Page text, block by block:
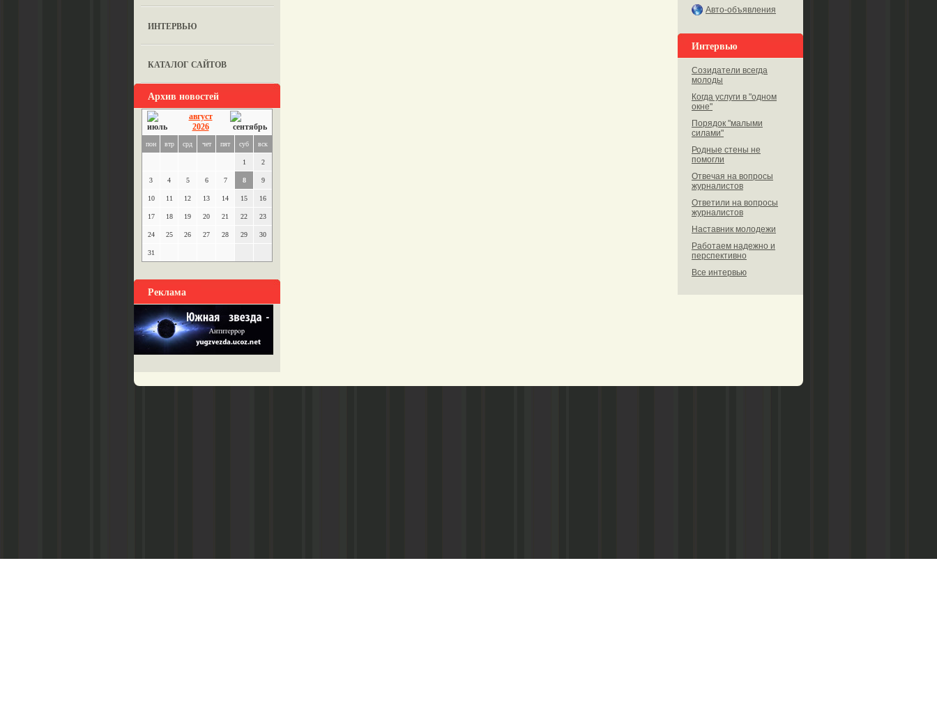
ИНТЕРВЬЮ
КАТАЛОГ САЙТОВ
Архив новостей
август
2026
пон втр срд чет пят суб вск
1 2
3 4 5 6 7 8 9
10 11 12 13 14 15 16
17 18 19 20 21 22 23
24 25 26 27 28 29 30
31
Реклама
Авто-объявления
Интервью
Созидатели всегда
молоды
Когда услуги в "одном
окне"
Порядок "малыми
силами"
Родные стены не
помогли
Отвечая на вопросы
журналистов
Ответили на вопросы
журналистов
Наставник молодежи
Работаем надежно и
перспективно
Все интервью